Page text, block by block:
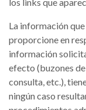
La información
proporcione en
información
efecto (buzones
consulta, etc.),
ningún caso